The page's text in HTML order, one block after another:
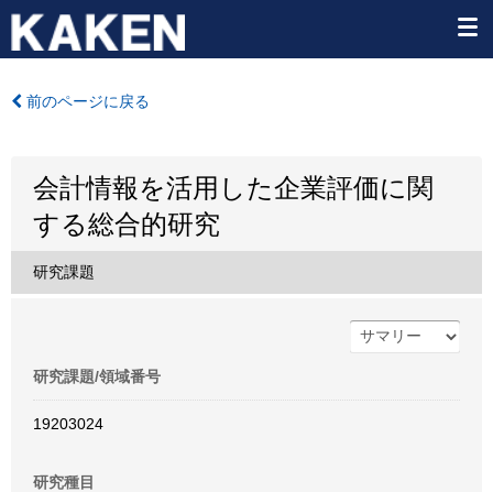
前のページに戻る
会計情報を活用した企業評価に関
する総合的研究
研究課題
研究課題/領域番号
19203024
研究種目